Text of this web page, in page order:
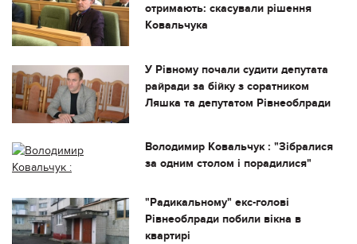
отримають: скасували рішення
Ковальчука
У Рівному почали судити депутата
райради за бійку з соратником
Ляшка та депутатом Рівнеоблради
Володимир Ковальчук : "Зібралися
за одним столом і порадилися"
"Радикальному" екс-голові
Рівнеоблради побили вікна в
квартирі